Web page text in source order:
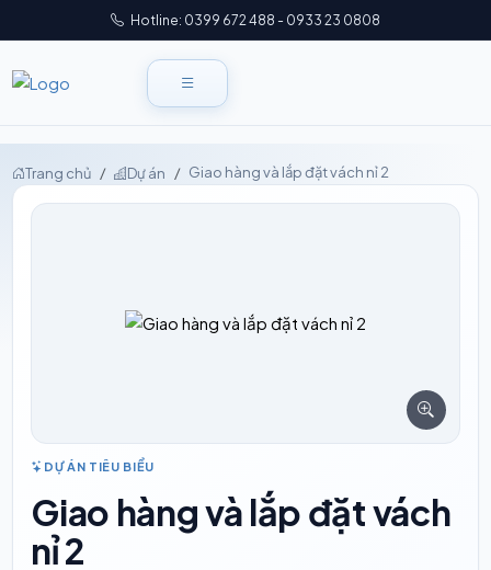
Hotline: 0399 672 488 - 0933 23 0808
Trang chủ Dự án Giao hàng và lắp đặt vách nỉ 2
DỰ ÁN TIÊU BIỂU
Giao hàng và lắp đặt vách
nỉ 2